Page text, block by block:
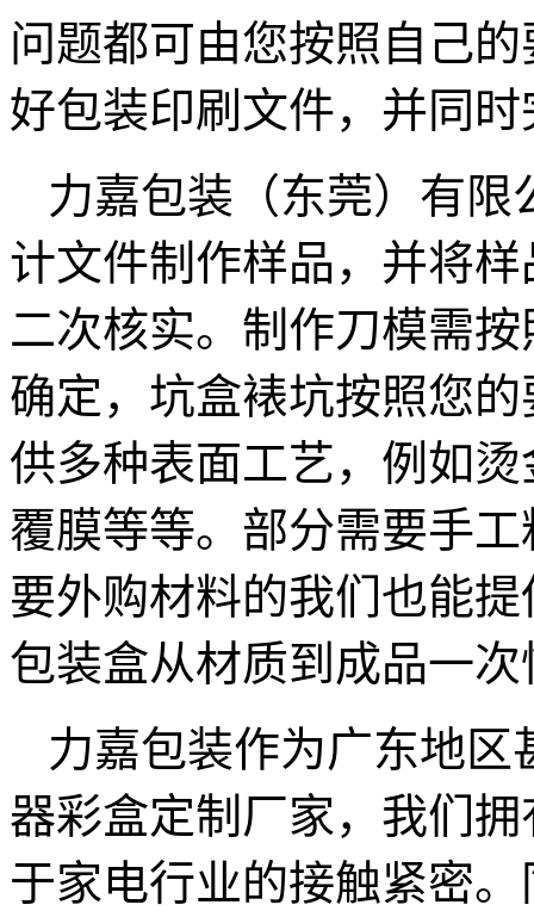
问题都可由您按照自己
好包装印刷文件，并同
力嘉包装（东莞）有
计文件制作样品，并将
二次核实。制作刀模需
确定，坑盒裱坑按照您
供多种表面工艺，例如
覆膜等等。部分需要手
要外购材料的我们也能
包装盒从材质到成品一
力嘉包装作为广东地
器彩盒定制厂家，我们
于家电行业的接触紧密